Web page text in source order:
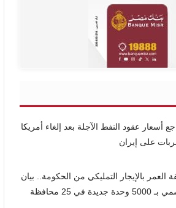
أسعار عقود النفط الآجلة بعد إلغاء أمريكا
على إيران
العمر بالإيجار التمليكي من الحكومة.. بيان
وحدة جديدة في 25 محافظة